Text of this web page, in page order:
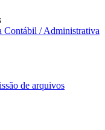
Contábil / Administrativa
de arquivos